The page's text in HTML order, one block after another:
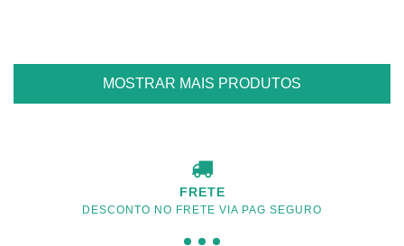
MOSTRAR MAIS PRODUTOS
FRETE
DESCONTO NO FRETE VIA PAG SEGURO